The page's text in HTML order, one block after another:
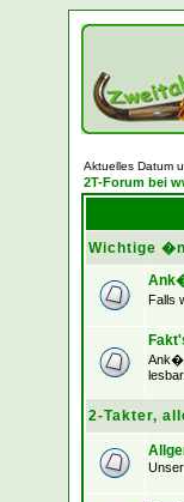
Aktuelles Datum
2T-Forum bei
Wichtige
Falls
lesbar.
2-Takter,